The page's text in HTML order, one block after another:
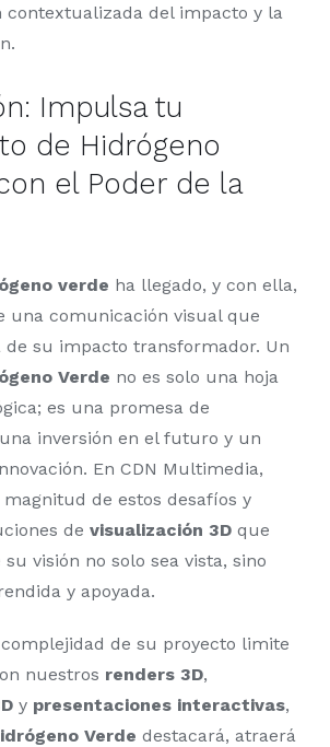
contextualizada del impacto y la
Impulsa tu
de Hidrógeno
el Poder de la
verde ha llegado, y con ella,
una comunicación visual que
su impacto transformador. Un
Verde no es solo una hoja
es una promesa de
inversión en el futuro y un
En CDN Multimedia,
de estos desafíos y
de visualización 3D que
visión no solo sea vista, sino
y apoyada.
de su proyecto limite
nuestros renders 3D,
y presentaciones interactivas,
Verde destacará, atraerá